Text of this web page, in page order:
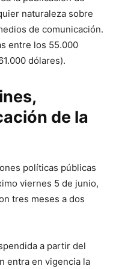
naturaleza sobre
de comunicación.
entre los 55.000
dólares).
de la
políticas públicas
viernes 5 de junio,
tres meses a dos
a partir del
entra en vigencia la